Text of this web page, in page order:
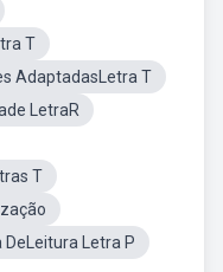
T
AdaptadasLetra T
LetraR
T
DeLeitura Letra P